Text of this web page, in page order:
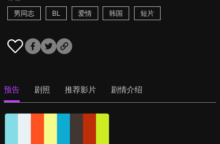
男同志
BL 爱情 韩国 短片
预告 剧照 推荐影片 剧情介绍